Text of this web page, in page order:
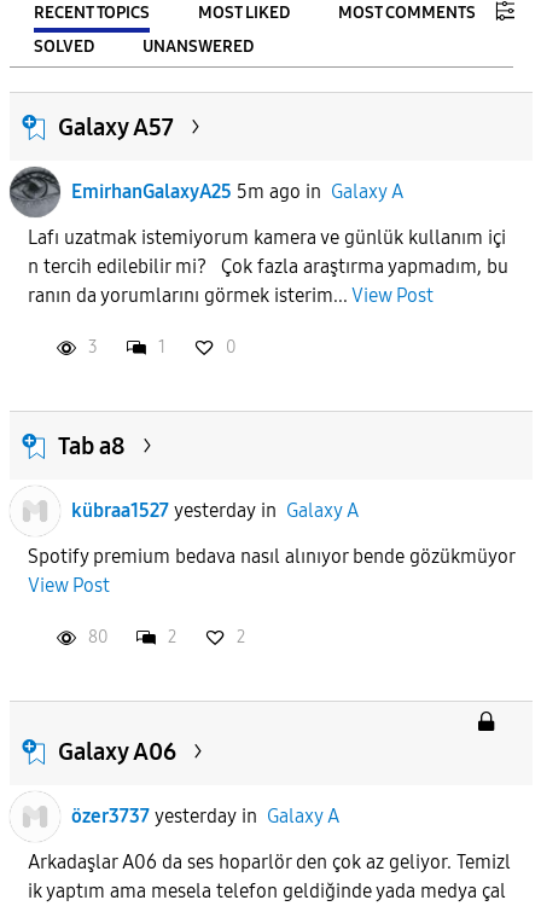
RECENT TOPICS MOST LIKED
MOST COMMENTS
SOLVED
UNANSWERED
FILTER:
From
To
APPLY
Galaxy A57
EmirhanGalaxyA25 5m ago in Galaxy A
Lafı uzatmak istemiyorum kamera ve günlük kullanım içi
n tercih edilebilir mi? Çok fazla araştırma yapmadım, bu
ranın da yorumlarını görmek isterim... View Post
3 1 0
Tab a8
kübraa1527 yesterdayin Galaxy A
Spotify premium bedava nasıl alınıyor bende gözükmüyor
View Post
80 2 2
Galaxy A06
özer3737 yesterdayin Galaxy A
Arkadaşlar A06 da ses hoparlör den çok az geliyor. Temizl
ik yaptım ama mesela telefon geldiğinde yada medya çal